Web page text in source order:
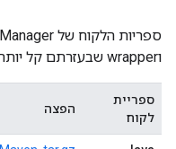
וwrapper שבעזרתם קל יותר לפתח אפליקציות של לקוחות.
ספריית
לקוח
הפצה